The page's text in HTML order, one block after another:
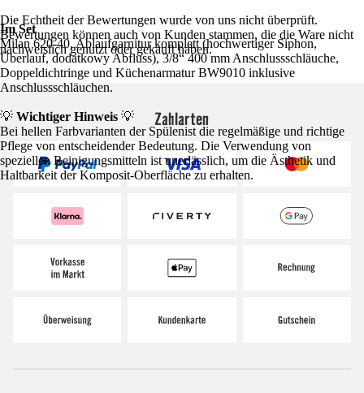
Im Set
Milan 620-40, Ablaufgarnitur komplett (hochwertiger Siphon,
Überlauf, dodatkowy Abfluss), 3/8“ 400 mm Anschlussschläuche,
Doppeldichtringe und Küchenarmatur BW9010 inklusive
Anschlussschläuchen.
💡 Wichtiger Hinweis 💡
Bei hellen Farbvarianten der Spülenist die regelmäßige und richtige
Pflege von entscheidender Bedeutung. Die Verwendung von
speziellen Reinigungsmitteln ist unerlässlich, um die Ästhetik und
Haltbarkeit der Komposit-Oberfläche zu erhalten.
Die Echtheit der Bewertungen wurde von uns nicht überprüft.
Bewertungen können auch von Kunden stammen, die die Ware nicht
nachweislich genutzt oder gekauft haben.
Zahlarten